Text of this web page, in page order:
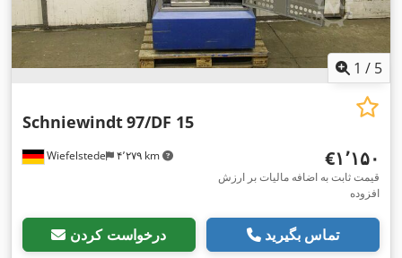
1 / 5
Wiefelstede ۴٬۲۷۹ km
Schniewindt97/DF 15
‎€۱٬۱۵۰
قیمت ثابت به اضافه مالیات بر ارزش
افزوده
درخواست کردن تماس بگیرید